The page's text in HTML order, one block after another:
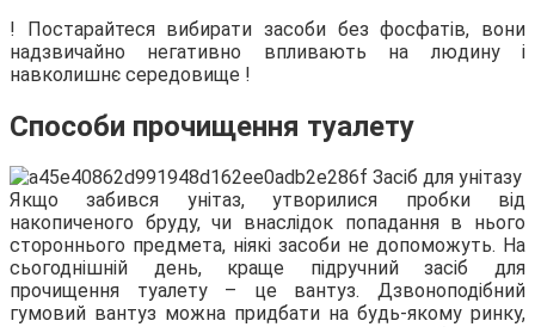
! Постарайтеся вибирати засоби без фосфатів, вони
надзвичайно негативно впливають на людину і
навколишнє середовище !
Способи прочищення туалету
Якщо забився унітаз, утворилися пробки від
накопиченого бруду, чи внаслідок попадання в нього
стороннього предмета, ніякі засоби не допоможуть. На
сьогоднішній день, краще підручний засіб для
прочищення туалету – це вантуз. Дзвоноподібний
гумовий вантуз можна придбати на будь-якому ринку,